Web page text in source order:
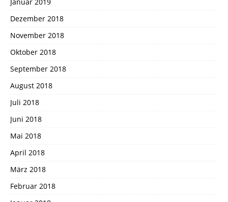
Dezember 2018
November 2018
Oktober 2018
September 2018
August 2018
Juli 2018
Juni 2018
Mai 2018
April 2018
März 2018
Februar 2018